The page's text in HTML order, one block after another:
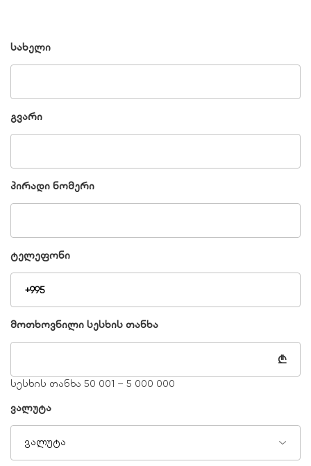
სახელი
გვარი
პირადი ნომერი
ტელეფონი
მოთხოვნილი სესხის თანხა
₾
სესხის თანხა 50 001 – 5 000 000
ვალუტა
ვალუტა